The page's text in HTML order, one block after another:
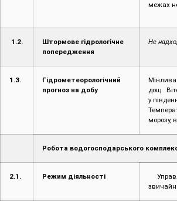
межах
1.2.
Штормове гідрологічне
попередження
Не
1.3.
Гідрометеорологічний
прогноз на добу
Мінлива
дощ.
у
морозу,
Робота водогосподарського
2.1. Режим діяльності